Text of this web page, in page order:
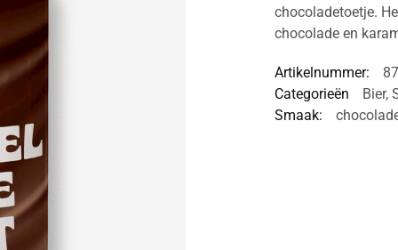
chocoladetoetje.
chocolade en
Artikelnummer:
Categorieën
Bier,
Smaak: